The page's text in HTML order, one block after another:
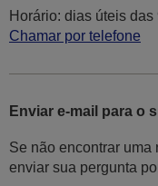
Horário: dias úteis
Chamar por telefone
Enviar e-mail para o
Se não encontrar uma
enviar sua pergunta